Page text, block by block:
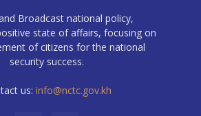
Broadcast national policy,
state of affairs, focusing on
of citizens for the national
security success.
us: info@nctc.gov.kh